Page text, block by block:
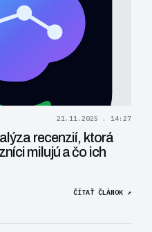
21.11.2025 . 14:27
recenzií, ktorá
milujú a čo ich
ČÍTAŤ ČLÁNOK ↗